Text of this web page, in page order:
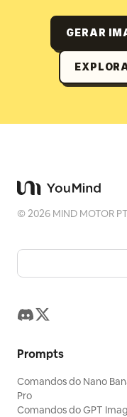
GERAR
©2026 MIND MOTOR
Prompts
Comandos do Nano
Pro
Comandos do GPT